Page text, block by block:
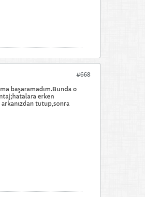
#668
başaramadım.Bunda o
erken
tutup,sonra